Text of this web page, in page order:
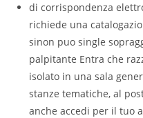
di corrispondenza
richiede una
sinon puo single
palpitante Entra che
isolato in una sala
stanze tematiche, al
anche accedi per il tuo